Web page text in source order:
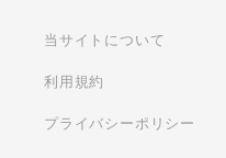
当サイトについて
利用規約
プライバシーポリシー